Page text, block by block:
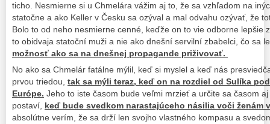
ticho. Nesmierne si u Chmelára vážim aj to, že sa vzhľadom na
statočne a ako Keller v Česku sa ozýval a mal odvahu ozývať, že
Bolo to od neho nesmierne cenné, keďže on to vie odborne lepšie
to obidvaja statoční muži a nie ako dnešní servilní zbabelci, čo sa
možnosť ako sa na dnešnej propagande priživovať.
No ako sa Chmelár fatálne mýlil, keď si myslel a keď nás
prvou triedou, tak sa mýli teraz, keď on na rozdiel od Sulíka
Európe. Jeho to iste časom bude veľmi mrzieť a určite sa časom
postaví, keď bude svedkom narastajúceho násilia voči ženám
absolútne verím, že sa drží len svojho vlastného kompasu a